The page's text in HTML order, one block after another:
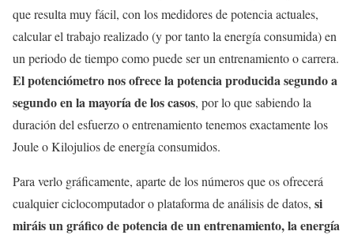
que resulta muy fácil, con los medidores de potencia actuales,
calcular el trabajo realizado (y por tanto la energía consumida) en
un periodo de tiempo como puede ser un entrenamiento o carrera.
El potenciómetro nos ofrece la potencia producida segundo a
segundo en la mayoría de los casos, por lo que sabiendo la
duración del esfuerzo o entrenamiento tenemos exactamente los
Joule o Kilojulios de energía consumidos.
Para verlo gráficamente, aparte de los números que os ofrecerá
cualquier ciclocomputador o plataforma de análisis de datos, si
miráis un gráfico de potencia de un entrenamiento, la energía